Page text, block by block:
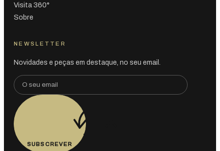
Visita 360°
Sobre
NEWSLETTER
Novidades e peças em destaque, no seu email.
SUBSCREVER